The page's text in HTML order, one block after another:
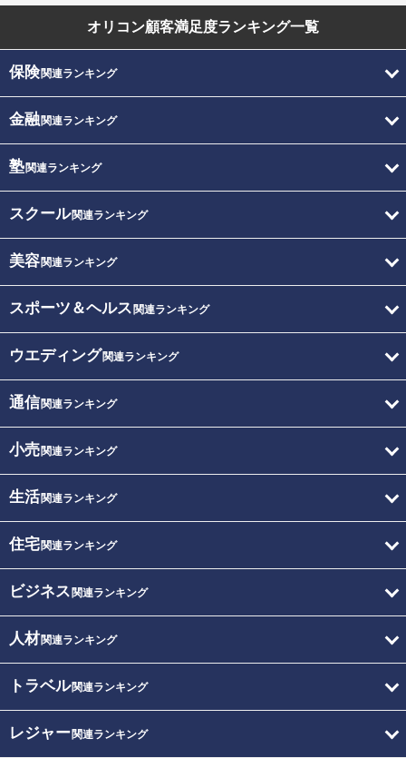
オリコン顧客満足度ランキング一覧
保険関連ランキング
金融関連ランキング
塾関連ランキング
スクール関連ランキング
美容関連ランキング
スポーツ＆ヘルス 関連ランキング
ウエディング関連ランキング
通信関連ランキング
小売関連ランキング
生活関連ランキング
住宅関連ランキング
ビジネス 関連ランキング
人材関連ランキング
トラベル関連ランキング
レジャー関連ランキング